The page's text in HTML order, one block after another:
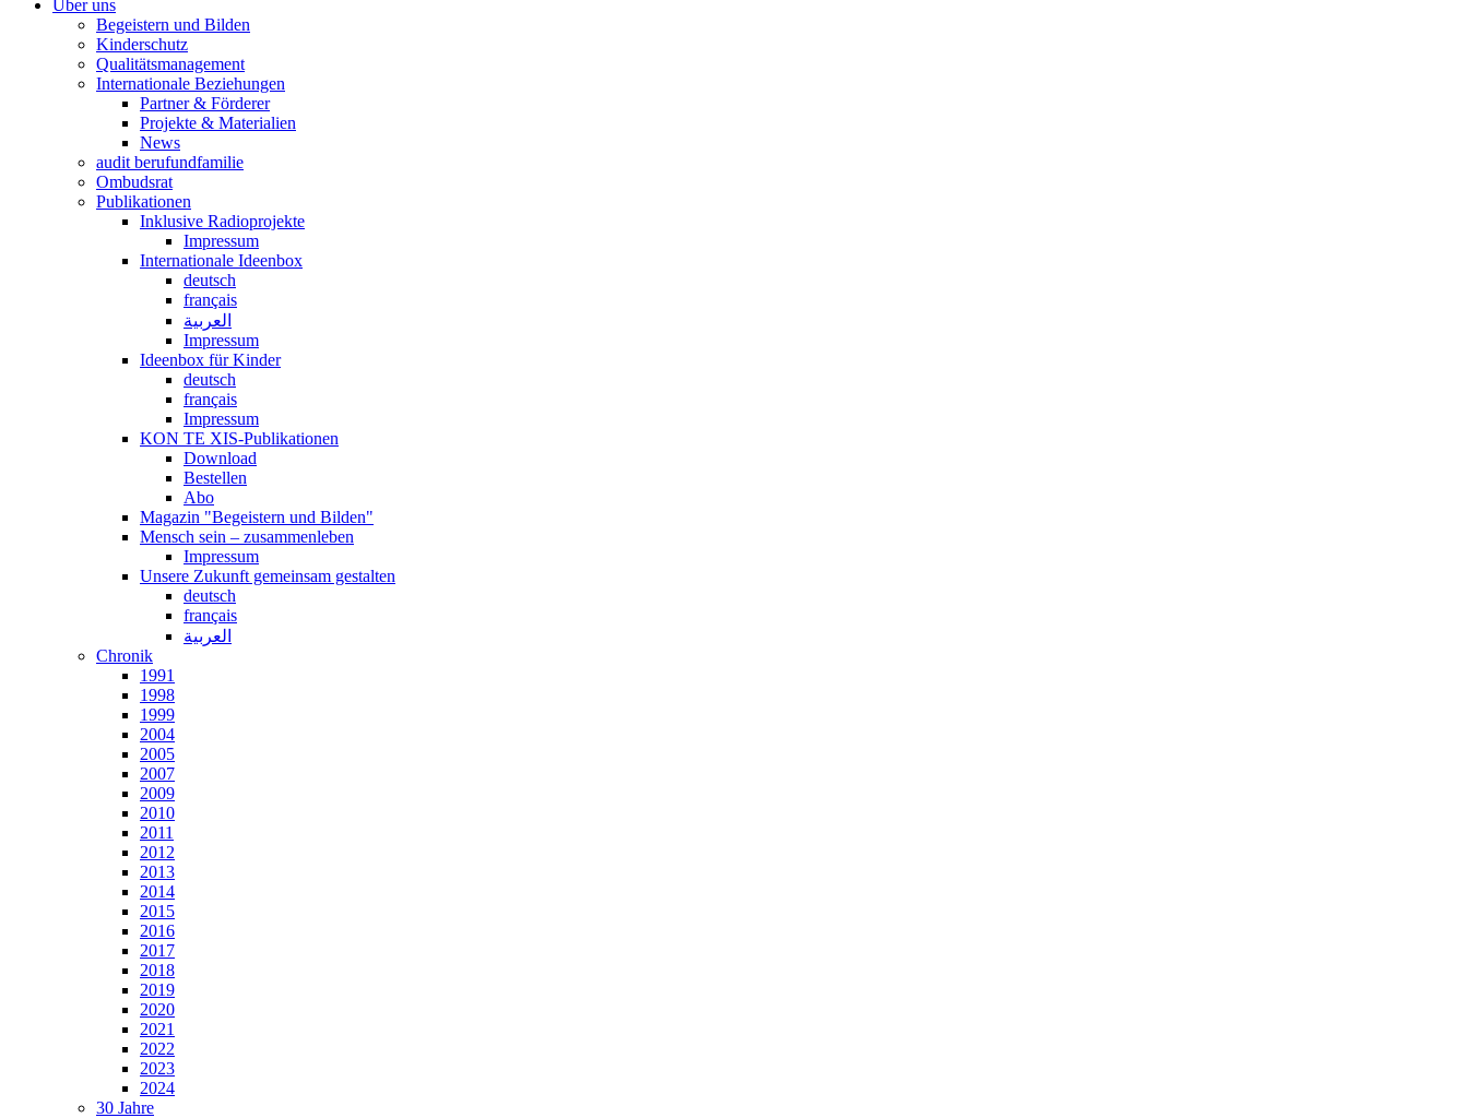
Über uns
Begeistern und Bilden
Kinderschutz
Qualitätsmanagement
Internationale Beziehungen
Partner & Förderer
Projekte & Materialien
News
audit berufundfamilie
Ombudsrat
Publikationen
Inklusive Radioprojekte
Impressum
Internationale Ideenbox
deutsch
français
العربية
Impressum
Ideenbox für Kinder
deutsch
français
Impressum
KON TE XIS-Publikationen
Download
Bestellen
Abo
Magazin "Begeistern und Bilden"
Mensch sein – zusammenleben
Impressum
Unsere Zukunft gemeinsam gestalten
deutsch
français
العربية
Chronik
1991
1998
1999
2004
2005
2007
2009
2010
2011
2012
2013
2014
2015
2016
2017
2018
2019
2020
2021
2022
2023
2024
30 Jahre